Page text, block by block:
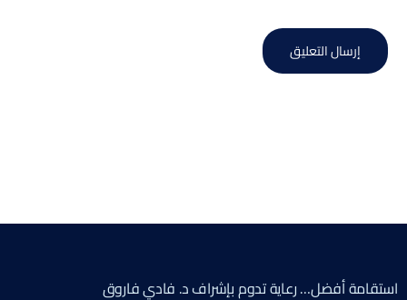
استقامة أفضل… رعاية تدوم بإشراف د. فادي فاروق